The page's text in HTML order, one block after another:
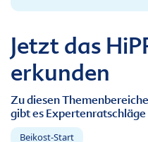
Jetzt das
erkunden
Zu diesen
gibt es Expertenratschläge
Beikost-Start